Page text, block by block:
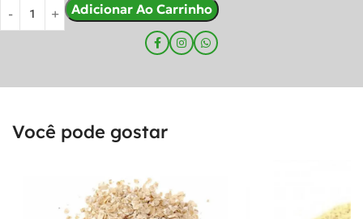
Adicionar Ao Carrinho
Você pode gostar